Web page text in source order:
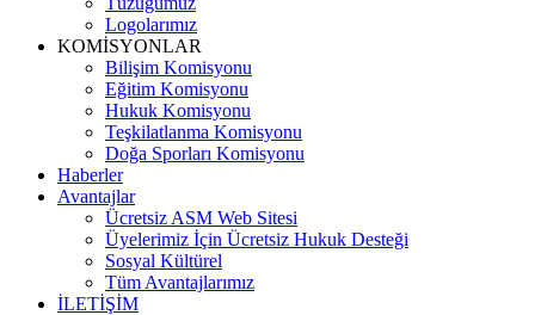
Logolarımız
KOMİSYONLAR
Bilişim Komisyonu
Eğitim Komisyonu
Hukuk Komisyonu
Teşkilatlanma Komisyonu
Doğa Sporları Komisyonu
Haberler
Avantajlar
Ücretsiz ASM Web Sitesi
Üyelerimiz İçin Ücretsiz Hukuk Desteği
Sosyal Kültürel
Tüm Avantajlarımız
İLETİŞİM